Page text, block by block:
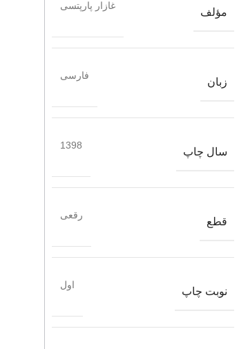
مؤلف
غازار پارپتسی
زبان
فارسی
سال چاپ
1398
قطع
رقعی
نوبت چاپ
اول